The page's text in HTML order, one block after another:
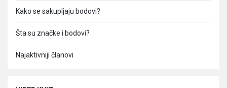
Kako se sakupljaju bodovi?
Šta su značke i bodovi?
Najaktivniji članovi